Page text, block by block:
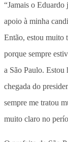
“Jamais o
apoio à minha
Então, estou muito
porque sempre
a São Paulo. Estou
chegada do
sempre me tratou
muito claro no